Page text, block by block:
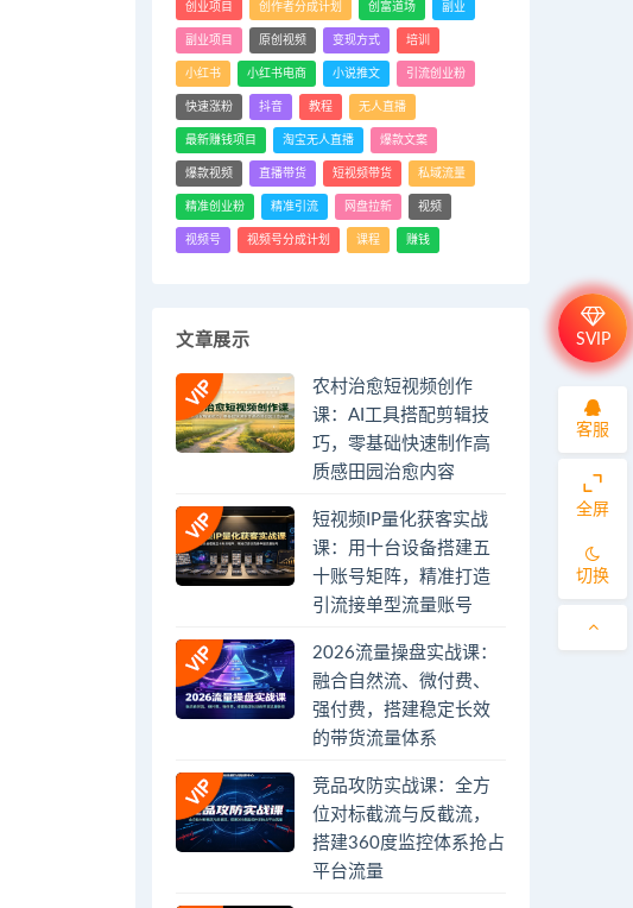
创业项目 创作者分成计划 创富道场 副业
副业项目 原创视频 变现方式 培训
小红书 小红书电商 小说推文 引流创业粉
快速涨粉 抖音 教程 无人直播
最新赚钱项目 淘宝无人直播 爆款文案
爆款视频 直播带货 短视频带货 私域流量
精准创业粉 精准引流 网盘拉新 视频
视频号 视频号分成计划 课程 赚钱
文章展示
农村治愈短视频创作
课：AI工具搭配剪辑技
巧，零基础快速制作高
质感田园治愈内容
短视频IP量化获客实战
课：用十台设备搭建五
十账号矩阵，精准打造
引流接单型流量账号
2026流量操盘实战课：
融合自然流、微付费、
强付费，搭建稳定长效
的带货流量体系
竞品攻防实战课：全方
位对标截流与反截流，
搭建360度监控体系抢占
平台流量
SVIP
客服
全屏
切换